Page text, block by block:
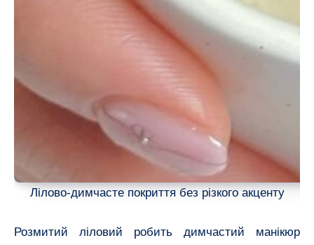
Лілово-димчасте покриття без різкого акценту
Розмитий ліловий робить димчастий манікюр